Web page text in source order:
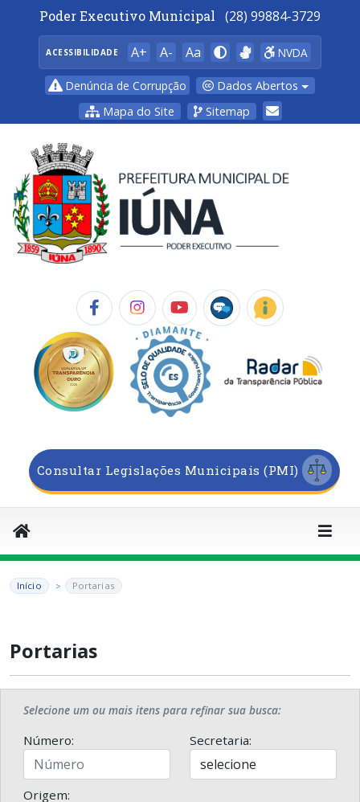
Poder Executivo Municipal (28) 99884-3729
ACESSIBILIDADE A+ A- Aa NVDA
Denúncia de Corrupção
Dados Abertos
Mapa do Site
Sitemap
Consultar Legislações Municipais (PMI)
Início Portarias
Portarias
Selecione um ou mais itens para refinar sua busca:
Número: Secretaria:
Origem: